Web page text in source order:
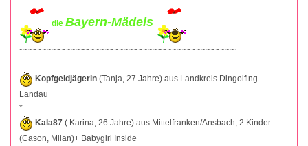
die Bayern-Mädels
~~~~~~~~~~~~~~~~~~~~~~~~~~~~~~~~~~~~~~~~~~~~~
Kopfgeldjägerin (Tanja, 27 Jahre) aus Landkreis Dingolfing-
Landau
*
Kala87 ( Karina, 26 Jahre) aus Mittelfranken/Ansbach, 2 Kinder
(Cason, Milan)+ Babygirl Inside